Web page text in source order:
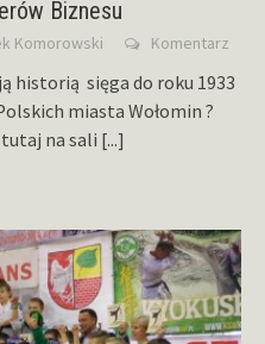
Biznesu
Komorowski Komentarz
historią sięga do roku 1933
miasta Wołomin ?
na sali [...]